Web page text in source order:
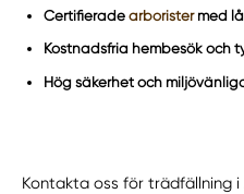
Certifieradearboristermed
Kostnadsfria hembesök och
Hög säkerhet och
Kontakta oss för trädfällning i